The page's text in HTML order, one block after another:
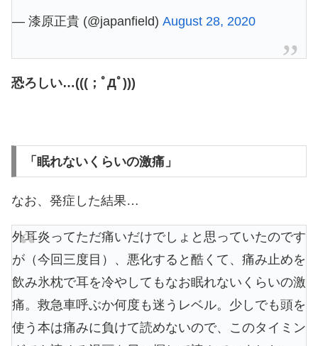
— 漆原正貴 (@japanfield) August 28, 2020
恐ろしい…(((；ﾟДﾟ)))
「眠れないくらいの激痛」
なお、発症した結果…
外耳炎ってただ痛いだけでしょと思っていたのです
が（今回三度目）、悪化すると酷くて、痛み止めを
飲み氷枕で耳を冷やしてもなお眠れないくらいの激
痛。救急車呼ぶか何度も迷うレベル。少しでも頭を
使う本は痛みに負けて読めないので、このタイミン